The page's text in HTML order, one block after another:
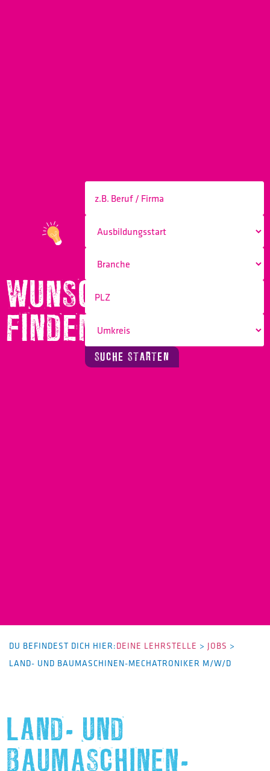
WUNSCHBERUF
FINDEN!
SUCHE STARTEN
DU BEFINDEST DICH HIER:DEINE LEHRSTELLE > JOBS >
LAND- UND BAUMASCHINEN-MECHATRONIKER M/W/D
LAND- UND
BAUMASCHINEN-